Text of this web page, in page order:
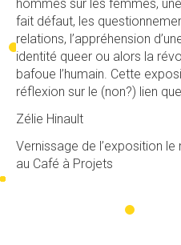
hommes sur les femmes,
fait défaut, les
relations, l’appréhension
identité queer ou alors la
bafoue l’humain. Cette
réflexion sur le (non?) lien
Zélie Hinault
Vernissage de l’exposition
au Café à Projets